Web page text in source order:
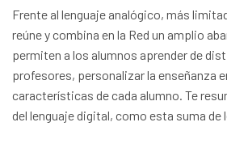
Frente al lenguaje analógico, más
reúne y combina en la Red un amplio
permiten a los alumnos aprender de
profesores, personalizar la enseñanza
características de cada alumno. Te
del lenguaje digital, como esta suma de